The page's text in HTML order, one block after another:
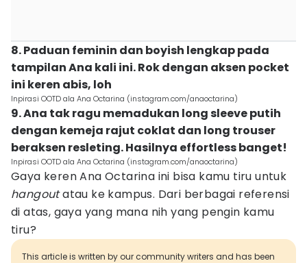
8. Paduan feminin dan boyish lengkap pada
tampilan Ana kali ini. Rok dengan aksen pocket
ini keren abis, loh
Inpirasi OOTD ala Ana Octarina (instagram.com/anaoctarina)
9. Ana tak ragu memadukan long sleeve putih
dengan kemeja rajut coklat dan long trouser
beraksen resleting. Hasilnya effortless banget!
Inpirasi OOTD ala Ana Octarina (instagram.com/anaoctarina)
Gaya keren Ana Octarina ini bisa kamu tiru untuk
hangoutatau ke kampus. Dari berbagai referensi
di atas, gaya yang mana nih yang pengin kamu
tiru?
This article is written by our community writers and has been